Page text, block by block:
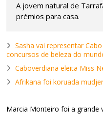
A jovem natural de
prémios para casa.
Sasha vai representar
concursos de beleza do
Caboverdiana eleita Miss
Afrikana foi koruada
Marcia Monteiro foi a grande